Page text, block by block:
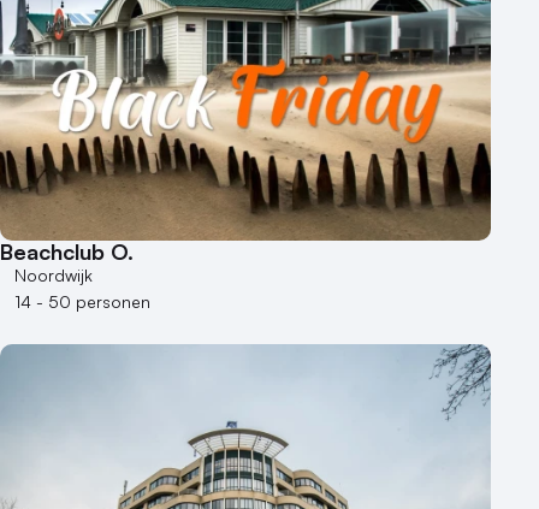
Beachclub O.
Noordwijk
14 - 50 personen